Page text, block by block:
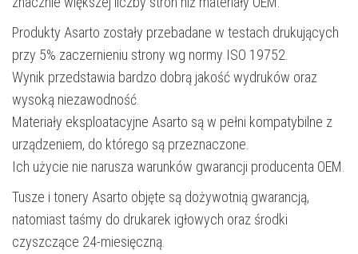
Produkty Asarto zostały przebadane w testach drukujących
przy 5% zaczernieniu strony wg normy ISO 19752.
Wynik przedstawia bardzo dobrą jakość wydruków oraz
wysoką niezawodność.
Materiały eksploatacyjne Asarto są w pełni kompatybilne z
urządzeniem, do którego są przeznaczone.
Ich użycie nie narusza warunków gwarancji producenta OEM.
Tusze i tonery Asarto objęte są dożywotnią gwarancją,
natomiast taśmy do drukarek igłowych oraz środki
czyszczące 24-miesięczną.